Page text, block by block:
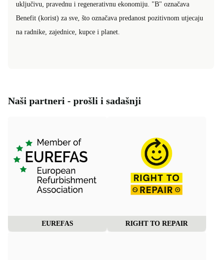
uključivu, pravednu i regenerativnu ekonomiju. "B" označava
Benefit (korist) za sve, što označava predanost pozitivnom utjecaju
na radnike, zajednice, kupce i planet.
Naši partneri - prošli i sadašnji
EUREFAS RIGHT TO REPAIR